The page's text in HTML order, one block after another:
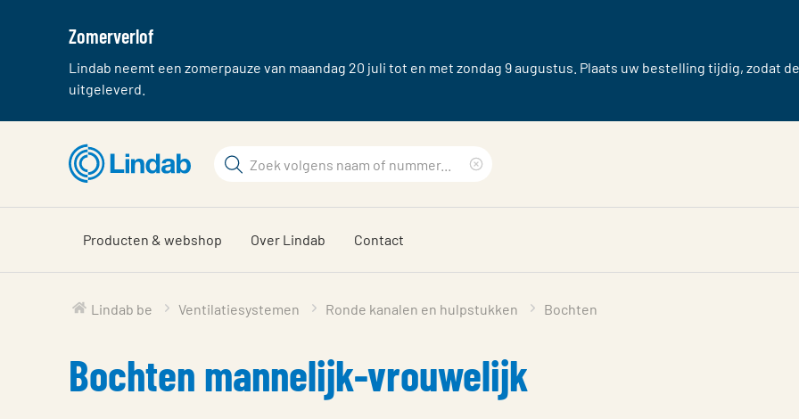
Zomerverlof
Lindab neemt een zomerpauze van maandag 20 juli tot en met zondag 9 augustus. Plaats uw bestelling tijdig, zodat
uitgeleverd.
hoofdinhoud
Zoek
Producten & webshop Over Lindab Contact
Lindab be Ventilatiesystemen Ronde kanalen en hulpstukken Bochten
Bochten mannelijk-vrouwelijk